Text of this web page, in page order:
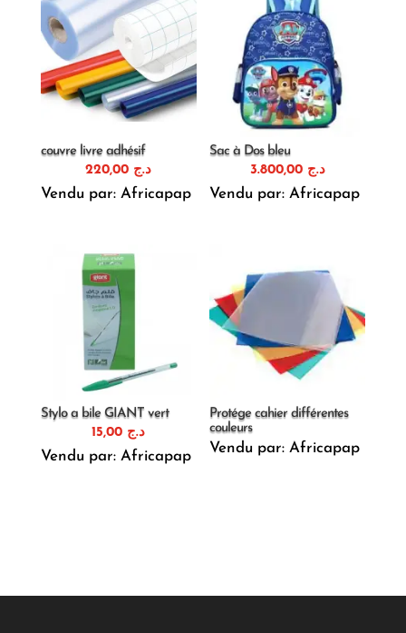
couvre livre adhésif
د.ج
Vendu par: Africapap
Sac à Dos bleu
د.ج 3.800,00
Vendu par: Africapap
Stylo a bile GIANT vert
د.ج
Vendu par: Africapap
Protége cahier différentes
couleurs
Vendu par: Africapap